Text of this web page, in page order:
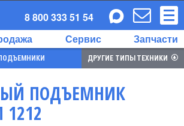
Сервис Запчасти
8 800 333 51 54
ДРУГИЕ ТИПЫ ТЕХНИКИ
ПОДЪЕМНИК
1212